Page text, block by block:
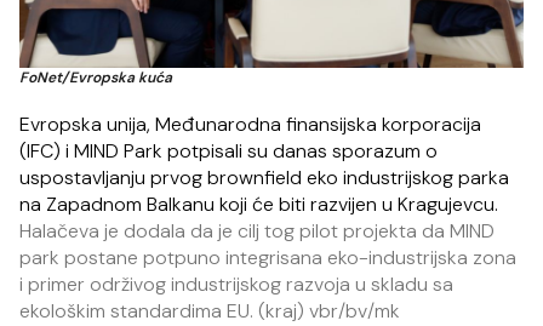
FoNet/Evropska kuća
Evropska unija, Međunarodna finansijska korporacija
(IFC) i MIND Park potpisali su danas sporazum o
uspostavljanju prvog brownfield eko industrijskog parka
na Zapadnom Balkanu koji će biti razvijen u Kragujevcu.
Halačeva je dodala da je cilj tog pilot projekta da MIND
park postane potpuno integrisana eko-industrijska zona
i primer održivog industrijskog razvoja u skladu sa
ekološkim standardima EU. (kraj) vbr/bv/mk